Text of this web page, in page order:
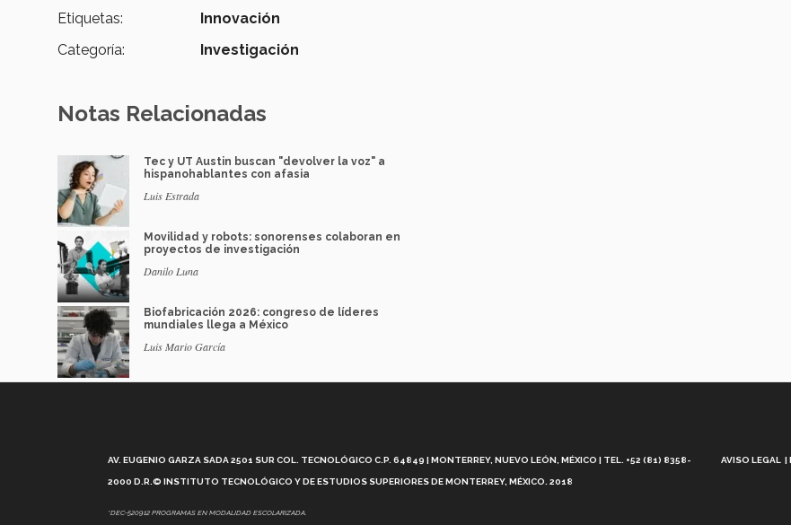
Etiquetas:
Innovación
Categoría:
Investigación
Notas Relacionadas
Tec y UT Austin buscan "devolver la voz" a
hispanohablantes con afasia
Luis Estrada
Movilidad y robots: sonorenses colaboran en
proyectos de investigación
Danilo Luna
Biofabricación 2026: congreso de líderes
mundiales llega a México
Luis Mario García
AV. EUGENIO GARZA SADA 2501 SUR COL. TECNOLÓGICO C.P. 64849 | MONTERREY, NUEVO LEÓN, MÉXICO | TEL. +52 (81) 8358-
2000 D.R.© INSTITUTO TECNOLÓGICO Y DE ESTUDIOS SUPERIORES DE MONTERREY, MÉXICO. 2018
*DEC-520912 PROGRAMAS EN MODALIDAD ESCOLARIZADA.
AVISO LEGAL